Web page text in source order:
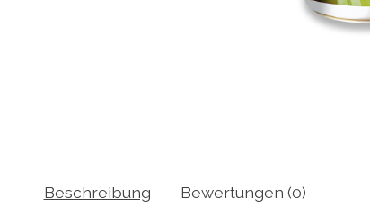
Beschreibung Bewertungen (0)